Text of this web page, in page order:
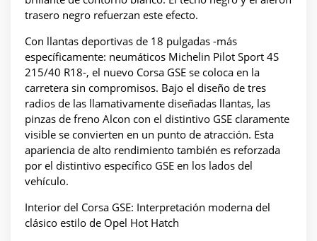
trasero negro refuerzan este efecto.
Con llantas deportivas de 18 pulgadas -más
específicamente: neumáticos Michelin Pilot Sport 4S
215/40 R18-, el nuevo Corsa GSE se coloca en la
carretera sin compromisos. Bajo el diseño de tres
radios de las llamativamente diseñadas llantas, las
pinzas de freno Alcon con el distintivo GSE claramente
visible se convierten en un punto de atracción. Esta
apariencia de alto rendimiento también es reforzada
por el distintivo específico GSE en los lados del
vehículo.
Interior del Corsa GSE: Interpretación moderna del
clásico estilo de Opel Hot Hatch